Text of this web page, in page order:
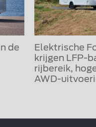
de
Elektrische
krijgen LFP-
rijbereik,
AWD-